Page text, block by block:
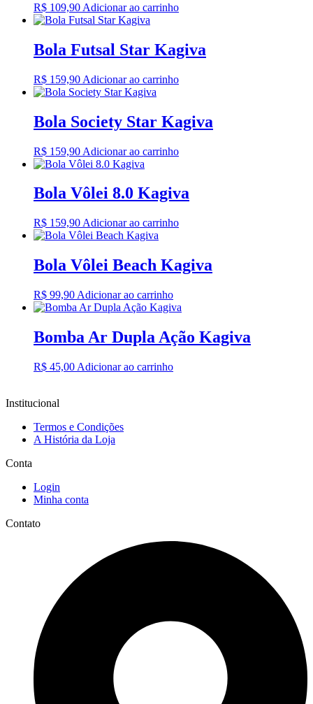
R$ 109,90 Adicionar ao carrinho
Bola Futsal Star Kagiva
R$ 159,90 Adicionar ao carrinho
Bola Society Star Kagiva
R$ 159,90 Adicionar ao carrinho
Bola Vôlei 8.0 Kagiva
R$ 159,90 Adicionar ao carrinho
Bola Vôlei Beach Kagiva
R$ 99,90 Adicionar ao carrinho
Bomba Ar Dupla Ação Kagiva
R$ 45,00 Adicionar ao carrinho
Institucional
Termos e Condições
A História da Loja
Conta
Login
Minha conta
Contato